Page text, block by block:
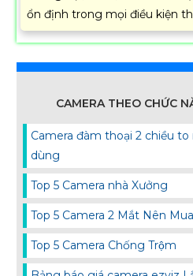
ổn định trong mọi điều kiện
CAMERA THEO CHỨC
Camera đàm thoại 2 chiều to
dùng
Top 5 Camera nhà Xưởng
Top 5 Camera 2 Mắt Nên Mua
Top 5 Camera Chống Trộm